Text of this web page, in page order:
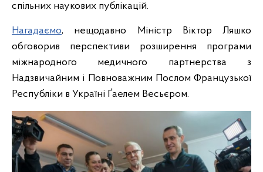
спільних наукових публікацій.
Нагадаємо, нещодавно Міністр Віктор Ляшко
обговорив перспективи розширення програми
міжнародного медичного партнерства з
Надзвичайним і Повноважним Послом Французької
Республіки в Україні Ґаелем Весьєром.